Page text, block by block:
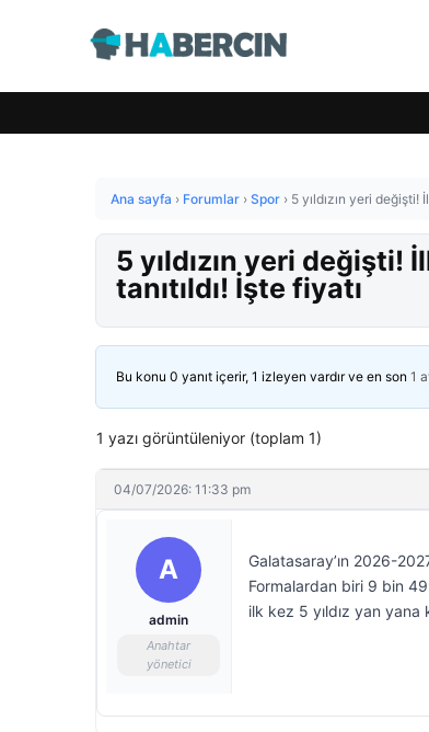
Ana sayfa › Forumlar › Spor › 5 yıldızın yeri değişti!
5 yıldızın yeri değişti!
tanıtıldı! İşte fiyatı
Bu konu 0 yanıt içerir, 1 izleyen vardır ve en son 1
1 yazı görüntüleniyor (toplam 1)
04/07/2026: 11:33 pm
A
admin
Anahtar
yönetici
Galatasaray’ın 2026-
Formalardan biri 9 bin
ilk kez 5 yıldız yan yana